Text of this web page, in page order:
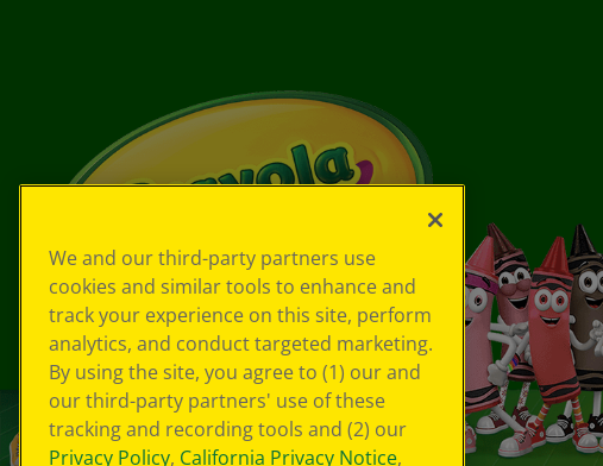
We and our third-party partners use
cookies and similar tools to enhance and
track your experience on this site, perform
analytics, and conduct targeted marketing.
By using the site, you agree to (1) our and
our third-party partners' use of these
tracking and recording tools and (2) our
Privacy Policy, California Privacy Notice,